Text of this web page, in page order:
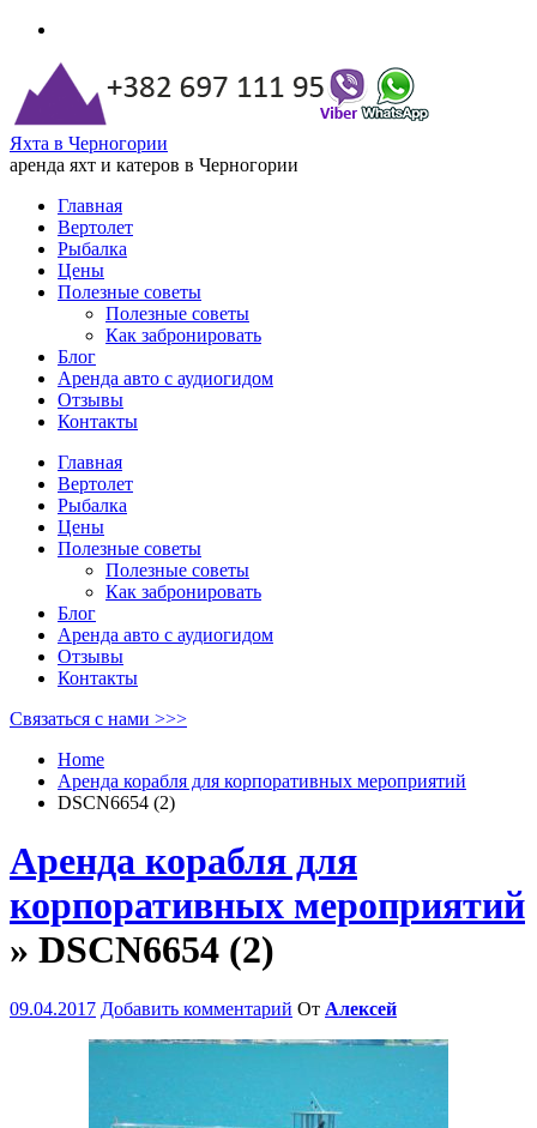
Яхта в Черногории
аренда яхт и катеров в Черногории
Главная
Вертолет
Рыбалка
Цены
Полезные советы
Полезные советы
Как забронировать
Блог
Аренда авто с аудиогидом
Отзывы
Контакты
Главная
Вертолет
Рыбалка
Цены
Полезные советы
Полезные советы
Как забронировать
Блог
Аренда авто с аудиогидом
Отзывы
Контакты
Связаться с нами >>>
Home
Аренда корабля для корпоративных мероприятий
DSCN6654 (2)
Аренда корабля для
корпоративных мероприятий
» DSCN6654 (2)
09.04.2017 Добавить комментарий От Алексей